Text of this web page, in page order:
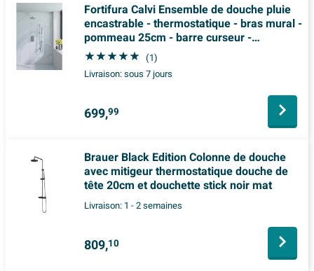
Fortifura Calvi Ensemble de douche pluie
encastrable - thermostatique - bras mural -
pommeau 25cm - barre curseur -
douchette stick - flexible lisse - Inox brossé
(1)
Livraison:sous 7 jours
699,99
Brauer Black Edition Colonne de douche
avec mitigeur thermostatique douche de
tête 20cm et douchette stick noir mat
Livraison: 1 - 2 semaines
809,10